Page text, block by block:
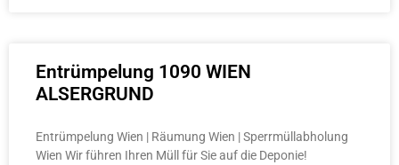
Entrümpelung 1090 WIEN
ALSERGRUND
Entrümpelung Wien | Räumung Wien | Sperrmüllabholung
Wien Wir führen Ihren Müll für Sie auf die Deponie!